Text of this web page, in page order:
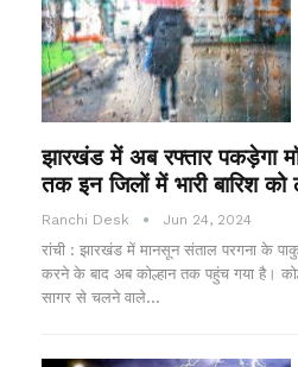
झारखंड में अब रफ्तार
तक इन जिलों में भारी बारिश
Ranchi Desk Jun 24, 2024
रांची : झारखंड में मानसून संताल परगना के
करने के बाद अब कोल्हान तक पहुंच गया है।
सागर से चलने वाले…